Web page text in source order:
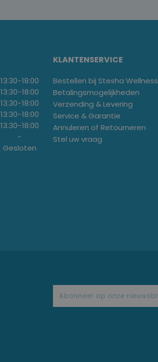
13:30-18:00
13:30-18:00
13:30-18:00
13:30-18:00
13:30-18:00
-
Gesloten
KLANTENSERVICE
Bestellen bij Stesha Wellness
Betalingsmogelijkheden
Verzending & Levering
Service & Garantie
Annuleren of Retourneren
Stel uw vraag